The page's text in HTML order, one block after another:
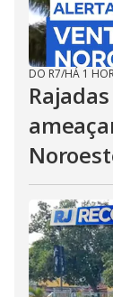
DO R7/HÁ 1